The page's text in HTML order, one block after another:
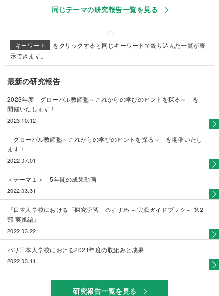
同じテーマの研究報告一覧を見る
キーワード
をクリックすると同じキーワードで絞り込んだ一覧が表
示できます。
最新の研究報告
2023年度「グローバル教師塾～これからの学びのヒントを探る～」を
開催いたします！
2023.10.12
「グローバル教師塾～これからの学びのヒントを探る～」を開催いたし
ます！
2022.07.01
＜テーマ１＞ 5年間の成果動画
2022.03.31
『日本人学校における「探究学習」のすすめ ～実践ガイドブック～ 第2
部 実践編』
2022.03.22
パリ日本人学校における2021年度の取組みと成果
2022.03.11
研究報告一覧を見る